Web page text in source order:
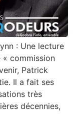
: Une lecture
« commission
Patrick
Il a fait ses
très
décennies,